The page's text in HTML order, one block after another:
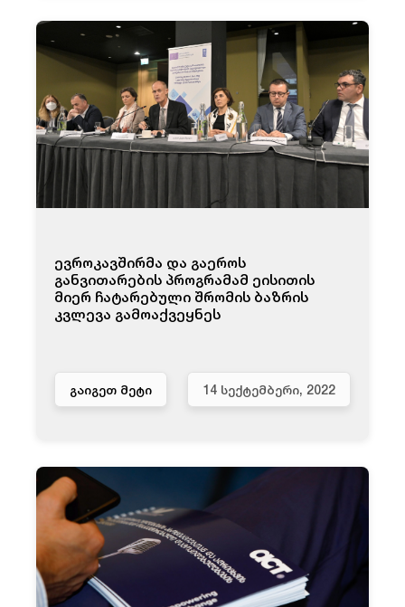
ევროკავშირმა და გაეროს
განვითარების პროგრამამ ეისითის
მიერ ჩატარებული შრომის ბაზრის
კვლევა გამოაქვეყნეს
ᲒᲐᲘᲒᲔᲗ ᲛᲔᲢᲘ 14 ᲡᲔᲥᲢᲔᲛᲑᲔᲠᲘ, 2022